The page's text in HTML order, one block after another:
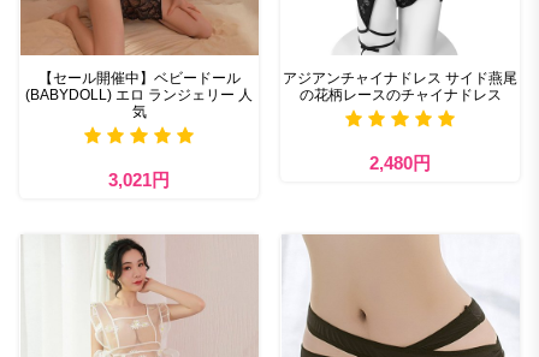
【セール開催中】ベビードール
(BABYDOLL) エロ ランジェリー 人
気
3,021円
アジアンチャイナドレス サイド燕尾
の花柄レースのチャイナドレス
2,480円